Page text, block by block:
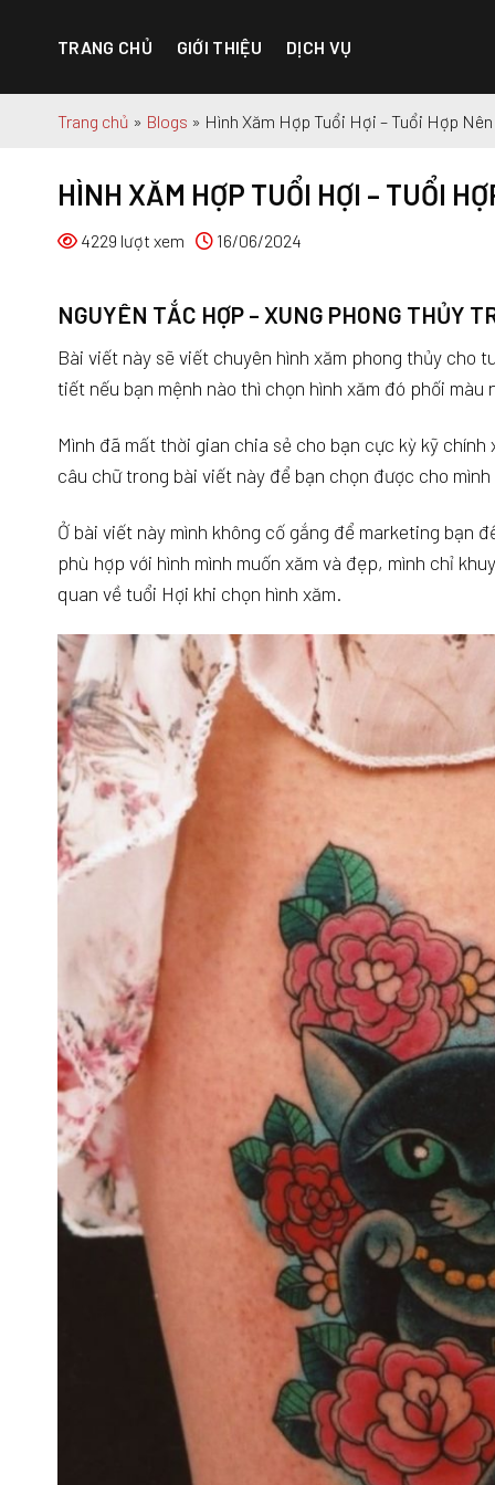
TRANG CHỦ GIỚI THIỆU DỊCH VỤ
Trang chủ » Blogs » Hình Xăm Hợp Tuổi Hợi – Tuổi Hợp Nên
HÌNH XĂM HỢP TUỔI HỢI – TUỔI
4229 lượt xem 16/06/2024
NGUYÊN TẮC HỢP – XUNG PHONG THỦY
Bài viết này sẽ viết chuyên hình xăm phong thủy cho
tiết nếu bạn mệnh nào thì chọn hình xăm đó phối
Mình đã mất thời gian chia sẻ cho bạn cực kỳ kỹ
câu chữ trong bài viết này để bạn chọn được cho
Ở bài viết này mình không cố gắng để marketing bạn
phù hợp với hình mình muốn xăm và đẹp, mình chỉ
quan về tuổi Hợi khi chọn hình xăm.